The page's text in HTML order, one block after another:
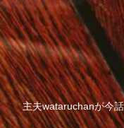
主夫wataruchanが今